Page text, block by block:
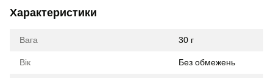
Характеристики
Вага 30 г
Вік Без обмежень